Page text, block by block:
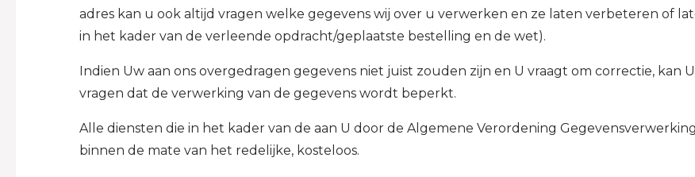
adres kan u ook altijd vragen welke gegevens wij over u verwerken en ze laten verbeteren of
in het kader van de verleende opdracht/geplaatste bestelling en de wet).
Indien Uw aan ons overgedragen gegevens niet juist zouden zijn en U vraagt om correctie, kan
vragen dat de verwerking van de gegevens wordt beperkt.
Alle diensten die in het kader van de aan U door de Algemene Verordening
binnen de mate van het redelijke, kosteloos.